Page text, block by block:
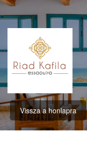
Vissza a honlapra